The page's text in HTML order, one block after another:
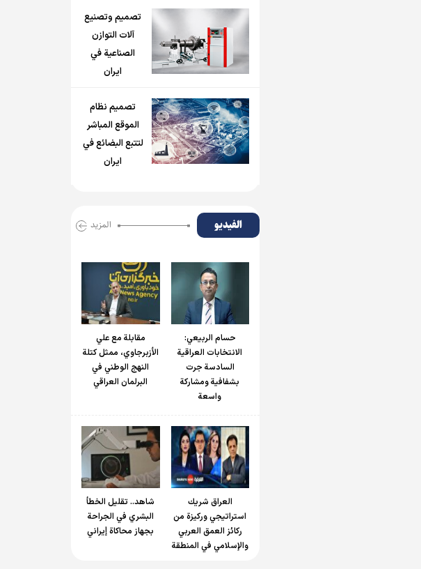
تصميم وتصنيع
آلات التوازن
الصناعية في
ايران
تصميم نظام
الموقع المباشر
لتتبع البضائع في
ايران
الفیدیو المزید
حسام الربیعي:
الانتخابات العراقية
السادسة جرت
بشفافية ومشاركة
واسعة
مقابلة مع علي
الأزبرجاوي، ممثل كتلة
النهج الوطني في
البرلمان العراقي
العراق شريك
استراتيجي وركيزة من
ركائز العمق العربي
والإسلامي في المنطقة
شاهد.. تقليل الخطأ
البشري في الجراحة
بجهاز محاكاة إيراني